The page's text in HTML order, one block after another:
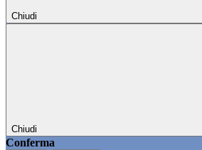
Chiudi
Chiudi
Conferma